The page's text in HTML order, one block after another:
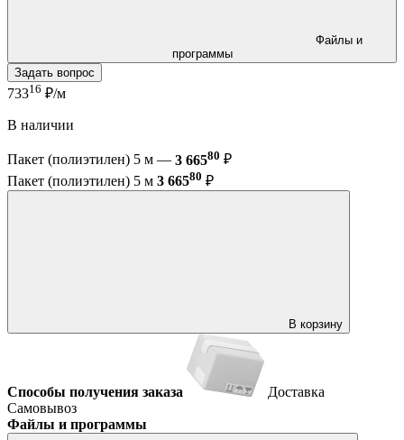
программы
Задать вопрос
73316 ₽/м
В наличии
Пакет (полиэтилен) 5 м — 3 66580 ₽
Пакет (полиэтилен) 5 м 3 66580 ₽
В корзину
Способы получения заказа
Доставка
Самовывоз
Файлы и программы